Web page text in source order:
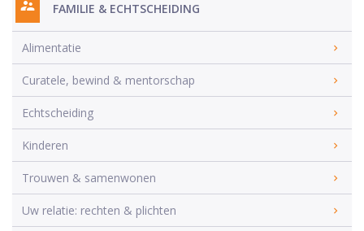
FAMILIE & ECHTSCHEIDING
Alimentatie
Curatele, bewind & mentorschap
Echtscheiding
Kinderen
Trouwen & samenwonen
Uw relatie: rechten & plichten